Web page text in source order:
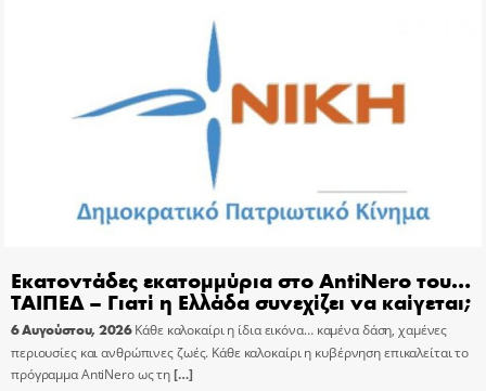
Εκατοντάδες εκατομμύρια στο AntiNero του…
ΤΑΙΠΕΔ – Γιατί η Ελλάδα συνεχίζει να καίγεται;
6 Αυγούστου, 2026 Κάθε καλοκαίρι η ίδια εικόνα… καμένα δάση, χαμένες
περιουσίες και ανθρώπινες ζωές. Κάθε καλοκαίρι η κυβέρνηση επικαλείται το
πρόγραμμα AntiNero ως τη[…]